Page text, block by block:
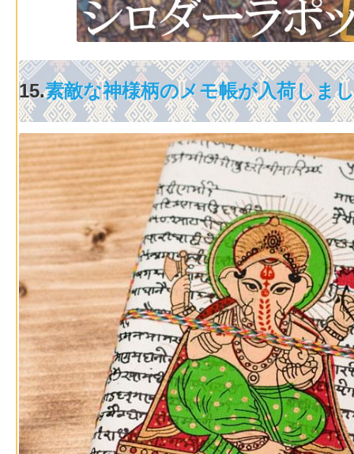
15.素敵な神様柄のメモ帳が入荷しま